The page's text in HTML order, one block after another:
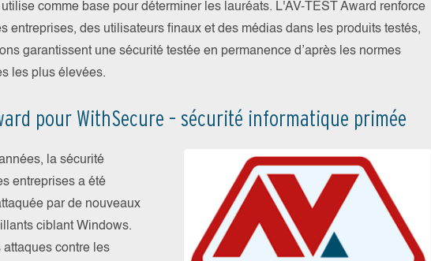
comme base pour déterminer les lauréats. L'AV-TEST Award renforce
entreprises, des utilisateurs finaux et des médias dans les produits testés,
garantissent une sécurité testée en permanence d’après les normes
les plus élevées.
pour WithSecure – sécurité informatique primée
la sécurité
entreprises a été
par de nouveaux
ciblant Windows.
attaques contre les